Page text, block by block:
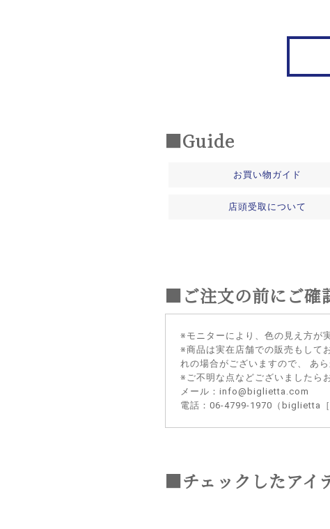
■Guide
お買い物ガイド
店頭受取について
■ご注文の前にご確
※モニターにより、色の見え方が
※商品は実在店舗での販売もして
れの場合がございますので、 あ
※ご不明な点などございましたら
メール：info@biglietta.com
電話：06-4799-1970（biglietta［
■チェックしたアイ